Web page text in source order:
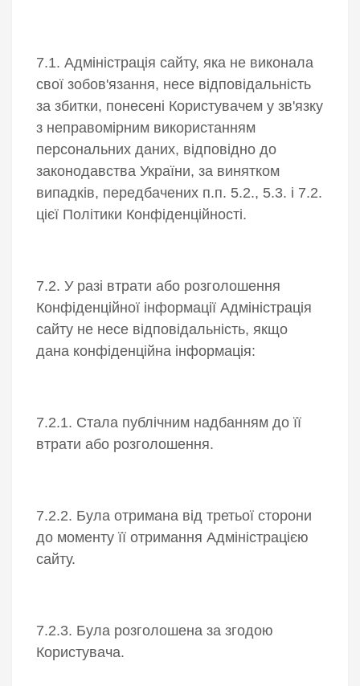
7.1. Адміністрація сайту, яка не виконала
свої зобов'язання, несе відповідальність
за збитки, понесені Користувачем у зв'язку
з неправомірним використанням
персональних даних, відповідно до
законодавства України, за винятком
випадків, передбачених п.п. 5.2., 5.3. і 7.2.
цієї Політики Конфіденційності.
7.2. У разі втрати або розголошення
Конфіденційної інформації Адміністрація
сайту не несе відповідальність, якщо
дана конфіденційна інформація:
7.2.1. Стала публічним надбанням до її
втрати або розголошення.
7.2.2. Була отримана від третьої сторони
до моменту її отримання Адміністрацією
сайту.
7.2.3. Була розголошена за згодою
Користувача.